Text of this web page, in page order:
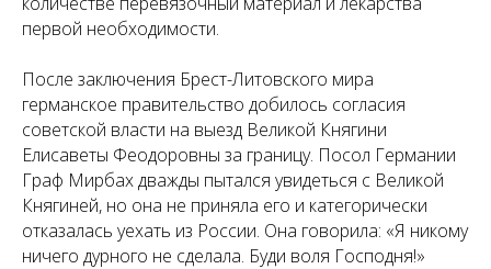
первой необходимости.
После заключения Брест-Литовского мира
германское правительство добилось согласия
советской власти на выезд Великой Княгини
Елисаветы Феодоровны за границу. Посол Германии
Граф Мирбах дважды пытался увидеться с Великой
Княгиней, но она не приняла его и категорически
отказалась уехать из России. Она говорила: «Я никому
ничего дурного не сделала. Буди воля Господня!»